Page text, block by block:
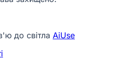
до світла AiUse